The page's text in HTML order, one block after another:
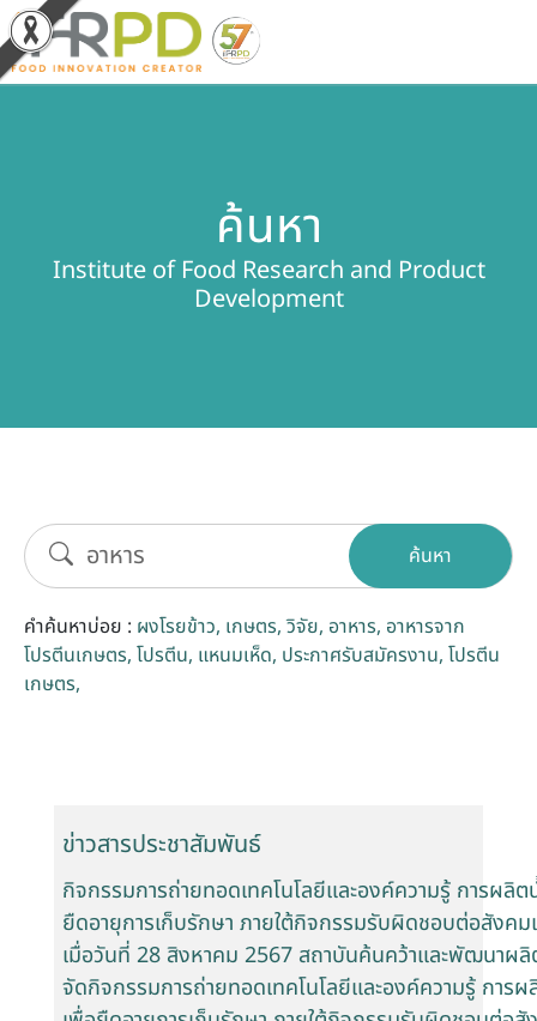
ผลงานวิจัยและนวัตกรรม
ผลิตภัณฑ์และจำหน่าย
บุคลากรสถาบัน
ระบบสารสนเทศ (ใน)
ค้นหา
Institute of Food Research and Product
Development
ค้นหา
คำค้นหาบ่อย : ผงโรยข้าว เกษตร วิจัย อาหาร อาหารจาก
โปรตีนเกษตร โปรตีน แหนมเห็ด ประกาศรับสมัครงาน โปรตีน
เกษตร
ข่าวสารประชาสัมพันธ์
กิจกรรมการถ่ายทอดเทคโนโลยีและองค์ความรู้ การผลิ
ยืดอายุการเก็บรักษา ภายใต้กิจกรรมรับผิดชอบต่อสังคม
เมื่อวันที่ 28 สิงหาคม 2567 สถาบันค้นคว้าและพัฒนาผ
จัดกิจกรรมการถ่ายทอดเทคโนโลยีและองค์ความรู้ การ